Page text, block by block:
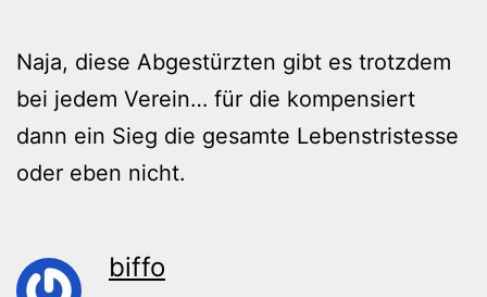
Naja, diese Abgestürzten gibt es trotzdem
bei jedem Verein… für die kompensiert
dann ein Sieg die gesamte Lebenstristesse
oder eben nicht.
biffo